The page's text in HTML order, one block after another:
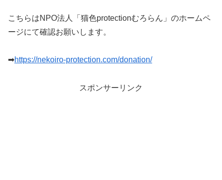
こちらはNPO法人「猫色protectionむろらん」のホームペ
ージにて確認お願いします。
➡https://nekoiro-protection.com/donation/
スポンサーリンク